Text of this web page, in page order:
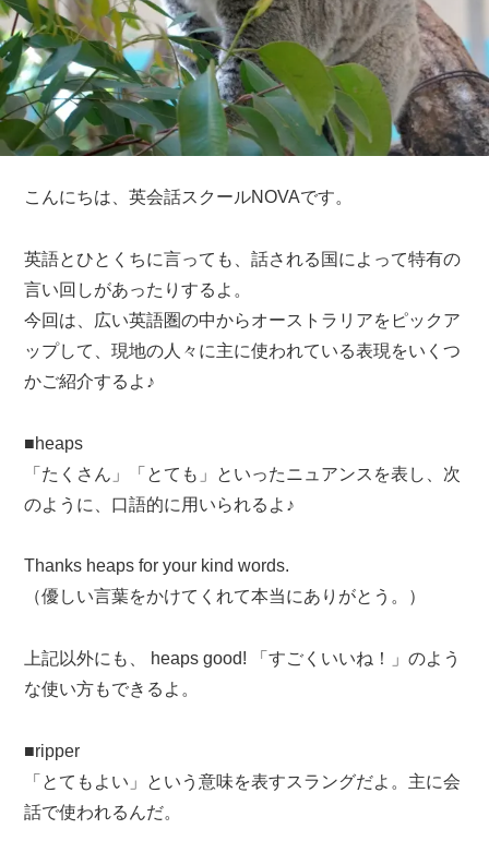
こんにちは、英会話スクールNOVAです。
英語とひとくちに言っても、話される国によって特有の
言い回しがあったりするよ。
今回は、広い英語圏の中からオーストラリアをピックア
ップして、現地の人々に主に使われている表現をいくつ
かご紹介するよ♪
■heaps
「たくさん」「とても」といったニュアンスを表し、次
のように、口語的に用いられるよ♪
Thanks heaps for your kind words.
（優しい言葉をかけてくれて本当にありがとう。）
上記以外にも、 heaps good! 「すごくいいね！」のよう
な使い方もできるよ。
■ripper
「とてもよい」という意味を表すスラングだよ。主に会
話で使われるんだ。